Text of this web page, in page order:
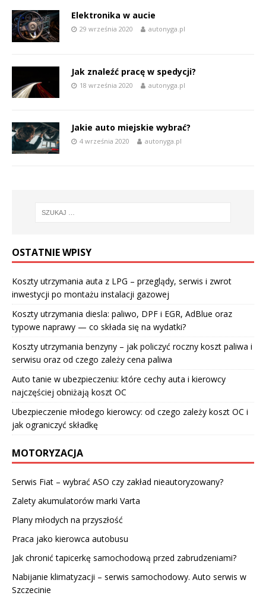
Elektronika w aucie
29 września 2020 autonyga.pl
Jak znaleźć pracę w spedycji?
18 września 2020 autonyga.pl
Jakie auto miejskie wybrać?
4 września 2020 autonyga.pl
OSTATNIE WPISY
Koszty utrzymania auta z LPG – przeglądy, serwis i zwrot
inwestycji po montażu instalacji gazowej
Koszty utrzymania diesla: paliwo, DPF i EGR, AdBlue oraz
typowe naprawy — co składa się na wydatki?
Koszty utrzymania benzyny – jak policzyć roczny koszt paliwa i
serwisu oraz od czego zależy cena paliwa
Auto tanie w ubezpieczeniu: które cechy auta i kierowcy
najczęściej obniżają koszt OC
Ubezpieczenie młodego kierowcy: od czego zależy koszt OC i
jak ograniczyć składkę
MOTORYZACJA
Serwis Fiat – wybrać ASO czy zakład nieautoryzowany?
Zalety akumulatorów marki Varta
Plany młodych na przyszłość
Praca jako kierowca autobusu
Jak chronić tapicerkę samochodową przed zabrudzeniami?
Nabijanie klimatyzacji – serwis samochodowy. Auto serwis w
Szczecinie